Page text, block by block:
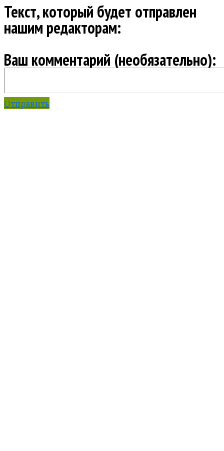
Текст, который будет отправлен
нашим редакторам:
Ваш комментарий (необязательно):
Отправить